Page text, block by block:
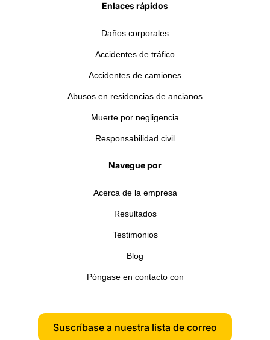
Enlaces rápidos
Daños corporales
Accidentes de tráfico
Accidentes de camiones
Abusos en residencias de ancianos
Muerte por negligencia
Responsabilidad civil
Navegue por
Acerca de la empresa
Resultados
Testimonios
Blog
Póngase en contacto con
Suscríbase a nuestra lista de correo